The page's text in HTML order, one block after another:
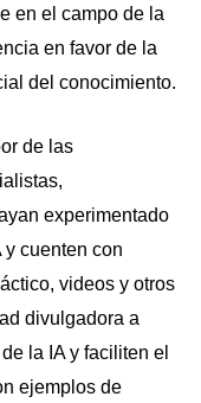
en el campo de la
en favor de la
del conocimiento.
de las
experimentado
cuenten con
videos y otros
divulgadora a
la IA y faciliten el
ejemplos de